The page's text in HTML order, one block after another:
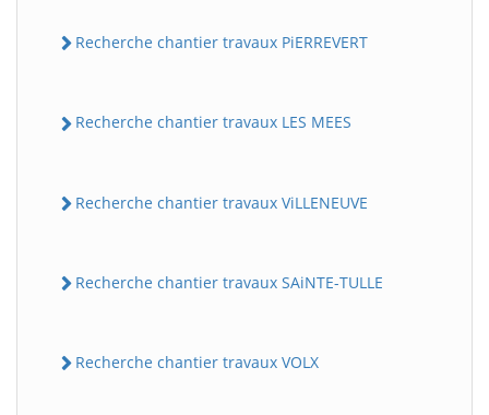
Recherche chantier travaux PiERREVERT
Recherche chantier travaux LES MEES
Recherche chantier travaux ViLLENEUVE
Recherche chantier travaux SAiNTE-TULLE
Recherche chantier travaux VOLX